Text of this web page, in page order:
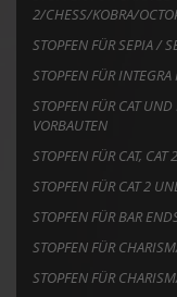
2/CHESS/KOBRA/
STOPFEN FÜR SEPIA /
STOPFEN FÜR
STOPFEN FÜR CAT
VORBAUTEN
STOPFEN FÜR CAT,
STOPFEN FÜR CAT 2
STOPFEN FÜR BAR
STOPFEN FÜR
STOPFEN FÜR